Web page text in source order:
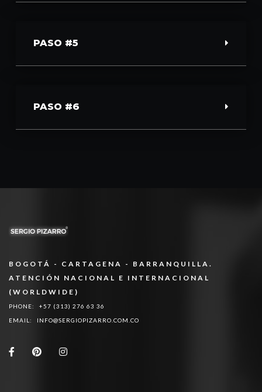
PASO #5
PASO #6
BOGOTÁ - CARTAGENA - BARRANQUILLA.
ATENCIÓN NACIONAL E INTERNACIONAL
(WORLDWIDE)
PHONE:
+57 (313) 276 63 36
EMAIL:
INFO@SERGIOPIZARRO.COM.CO